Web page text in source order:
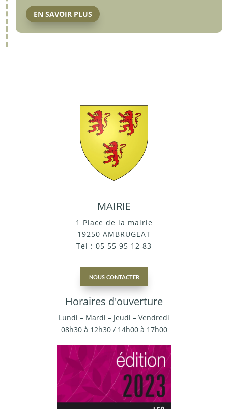
EN SAVOIR PLUS
MAIRIE
1 Place de la mairie
19250 AMBRUGEAT
Tel : 05 55 95 12 83
nous contacter
Horaires d'ouverture
Lundi – Mardi – Jeudi – Vendredi
08h30 à 12h30 / 14h00 à 17h00